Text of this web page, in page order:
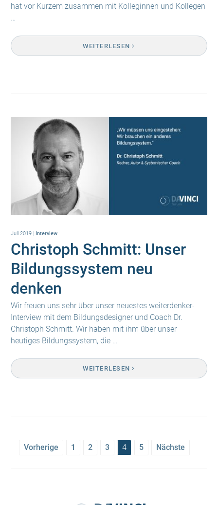
hat vor Kurzem zusammen mit Kolleginnen und Kollegen
…
WEITERLESEN
Juli 2019 Interview
Christoph Schmitt: Unser
Bildungssystem neu
denken
Wir freuen uns sehr über unser neuestes weiterdenker-
Interview mit dem Bildungsdesigner und Coach Dr.
Christoph Schmitt. Wir haben mit ihm über unser
heutiges Bildungssystem, die …
WEITERLESEN
Vorherige 1 2 3 4 5 Nächste